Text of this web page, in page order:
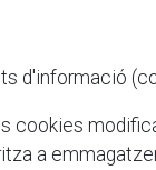
d'informació
a